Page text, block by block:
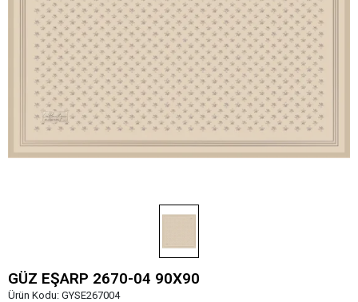
GÜZ EŞARP 2670-04 90X90
Ürün Kodu: GYSE267004